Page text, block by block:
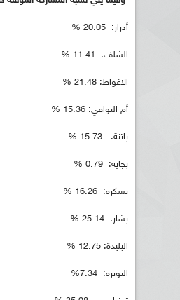
أدرار: 20.05 %
الشلف: 11.41 %
الاغواط: 21.48 %
أم البواقي: 15.36 %
باتنة: 15.73 %
بجاية: 0.79 %
بسكرة: 16.26 %
بشار: 25.14 %
البليدة: 12.75 %
البويرة: 7.34%